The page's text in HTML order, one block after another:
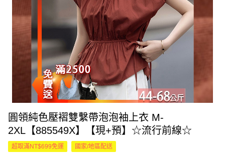
圓領純色壓褶雙繫帶泡泡袖上衣 M-
2XL【885549X】【現+預】☆流行前線☆
超取滿NT$699免運 國家/地區配送